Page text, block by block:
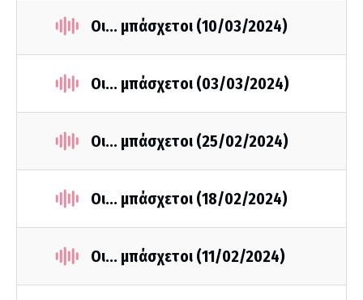
Οι... μπάσχετοι (10/03/2024)
Οι... μπάσχετοι (03/03/2024)
Οι... μπάσχετοι (25/02/2024)
Οι... μπάσχετοι (18/02/2024)
Οι... μπάσχετοι (11/02/2024)